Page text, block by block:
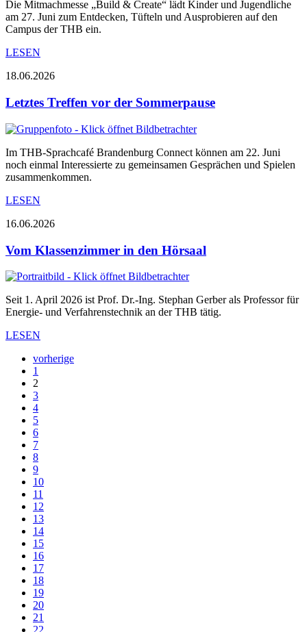
Die Mitmachmesse „Build & Create“ lädt Kinder und Jugendliche
am 27. Juni zum Entdecken, Tüfteln und Ausprobieren auf den
Campus der THB ein.
LESEN
18.06.2026
Letztes Treffen vor der Sommerpause
Im THB-Sprachcafé Brandenburg Connect können am 22. Juni
noch einmal Interessierte zu gemeinsamen Gesprächen und Spielen
zusammenkommen.
LESEN
16.06.2026
Vom Klassenzimmer in den Hörsaal
Seit 1. April 2026 ist Prof. Dr.-Ing. Stephan Gerber als Professor für
Energie- und Verfahrenstechnik an der THB tätig.
LESEN
vorherige
1
2
3
4
5
6
7
8
9
10
11
12
13
14
15
16
17
18
19
20
21